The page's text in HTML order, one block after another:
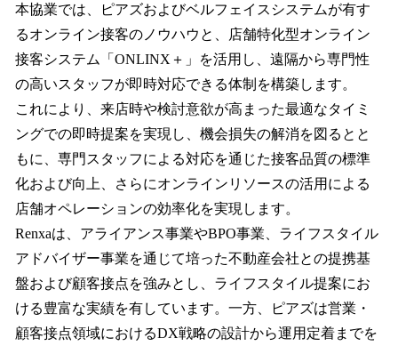
本協業では、ピアズおよびベルフェイスシステムが有す
るオンライン接客のノウハウと、店舗特化型オンライン
接客システム「ONLINX＋」を活用し、遠隔から専門性
の高いスタッフが即時対応できる体制を構築します。
これにより、来店時や検討意欲が高まった最適なタイミ
ングでの即時提案を実現し、機会損失の解消を図るとと
もに、専門スタッフによる対応を通じた接客品質の標準
化および向上、さらにオンラインリソースの活用による
店舗オペレーションの効率化を実現します。
Renxaは、アライアンス事業やBPO事業、ライフスタイル
アドバイザー事業を通じて培った不動産会社との提携基
盤および顧客接点を強みとし、ライフスタイル提案にお
ける豊富な実績を有しています。一方、ピアズは営業・
顧客接点領域におけるDX戦略の設計から運用定着までを